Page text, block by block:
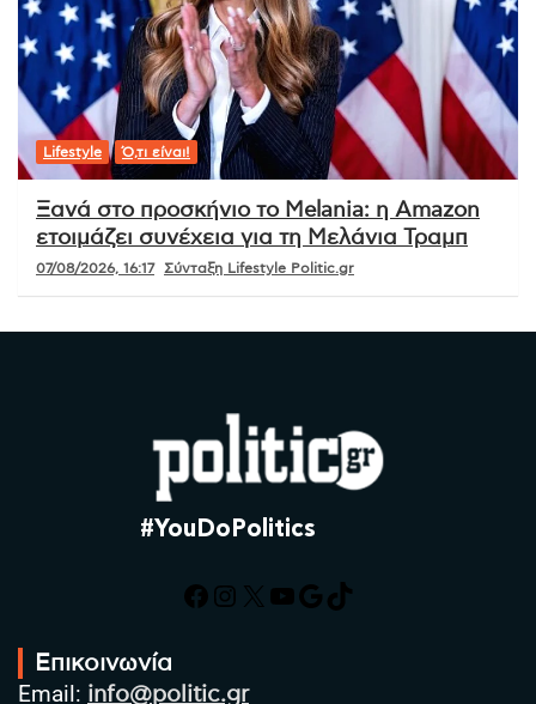
Lifestyle Ό,τι είναι!
Ξανά στο προσκήνιο το Melania: η Amazon
ετοιμάζει συνέχεια για τη Μελάνια Τραμπ
07/08/2026, 16:17 Σύνταξη Lifestyle Politic.gr
#YouDoPolitics
Facebook
Instagram
X YouTube
Google
TikTok
Επικοινωνία
Email: info@politic.gr